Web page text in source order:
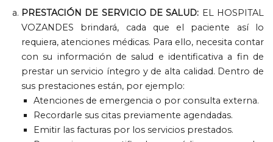
PRESTACIÓN DE SERVICIO DE SALUD: EL HOSPITAL
VOZANDES brindará, cada que el paciente así lo
requiera, atenciones médicas. Para ello, necesita contar
con su información de salud e identificativa a fin de
prestar un servicio íntegro y de alta calidad. Dentro de
sus prestaciones están, por ejemplo:
Atenciones de emergencia o por consulta externa.
Recordarle sus citas previamente agendadas.
Emitir las facturas por los servicios prestados.